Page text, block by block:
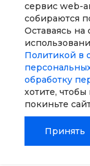
сервис web-
собираются
Оставаясь на
Политикой в
обработку
хотите,
покиньте
Принять
© 2026